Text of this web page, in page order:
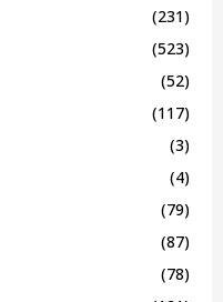
(231)
(523)
(52)
(117)
(3)
(4)
(79)
(87)
(78)